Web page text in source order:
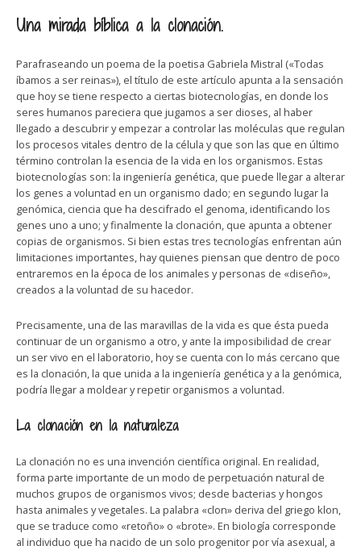
Una mirada bíblica a la clonación.
Parafraseando un poema de la poetisa Gabriela Mistral («Todas
íbamos a ser reinas»), el título de este artículo apunta a la sensación
que hoy se tiene respecto a ciertas biotecnologías, en donde los
seres humanos pareciera que jugamos a ser dioses, al haber
llegado a descubrir y empezar a controlar las moléculas que regulan
los procesos vitales dentro de la célula y que son las que en último
término controlan la esencia de la vida en los organismos. Estas
biotecnologías son: la ingeniería genética, que puede llegar a alterar
los genes a voluntad en un organismo dado; en segundo lugar la
genómica, ciencia que ha descifrado el genoma, identificando los
genes uno a uno; y finalmente la clonación, que apunta a obtener
copias de organismos. Si bien estas tres tecnologías enfrentan aún
limitaciones importantes, hay quienes piensan que dentro de poco
entraremos en la época de los animales y personas de «diseño»,
creados a la voluntad de su hacedor.
Precisamente, una de las maravillas de la vida es que ésta pueda
continuar de un organismo a otro, y ante la imposibilidad de crear
un ser vivo en el laboratorio, hoy se cuenta con lo más cercano que
es la clonación, la que unida a la ingeniería genética y a la genómica,
podría llegar a moldear y repetir organismos a voluntad.
La clonación en la naturaleza
La clonación no es una invención científica original. En realidad,
forma parte importante de un modo de perpetuación natural de
muchos grupos de organismos vivos; desde bacterias y hongos
hasta animales y vegetales. La palabra «clon» deriva del griego klon,
que se traduce como «retoño» o «brote». En biología corresponde
al individuo que ha nacido de un solo progenitor por vía asexual, a